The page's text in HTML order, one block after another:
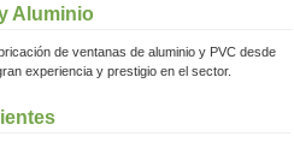
Aluminio
de ventanas de aluminio y PVC desde
experiencia y prestigio en el sector.